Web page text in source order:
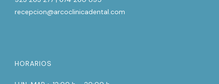
recepcion@arcoclinicadental.com
HORARIOS